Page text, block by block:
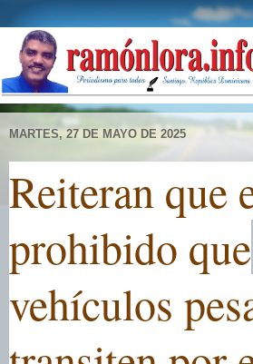
MARTES, 27 DE MAYO DE 2025
Reiteran que
prohibido que
vehículos